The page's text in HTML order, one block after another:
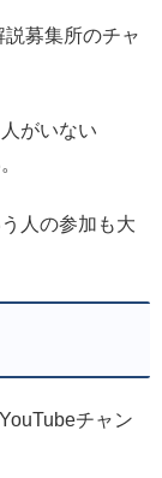
説募集所のチャ
がいない
人の参加も大
チャン